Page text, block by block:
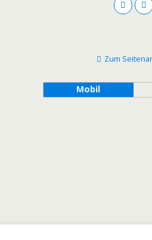
Zum
Mobil